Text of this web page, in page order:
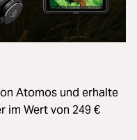
Atomos und erhalte
im Wert von 249 €